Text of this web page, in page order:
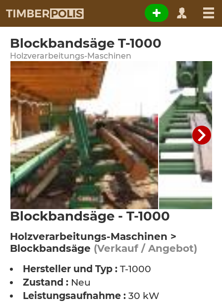
Blockbandsäge T-1000
Holzverarbeitungs-Maschinen
Blockbandsäge - T-1000
Holzverarbeitungs-Maschinen >
Blockbandsäge (Verkauf / Angebot)
Hersteller und Typ : T-1000
Zustand : Neu
Leistungsaufnahme : 30 kW